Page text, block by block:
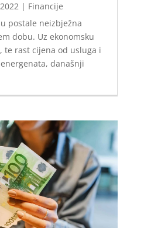
| Financije
postale neizbježna
dobu. Uz ekonomsku
te rast cijena od usluga i
današnji